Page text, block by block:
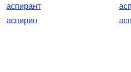
аспирант
аспирин